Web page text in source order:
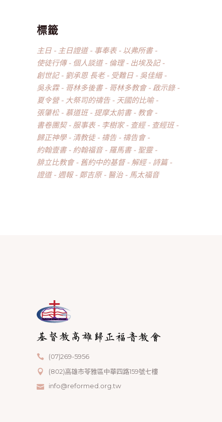
標籤
主日 主日證道 事奉表
以弗所書
使徒行傳
個人談道 倫理
出埃及記
創世記
劉承恩 長老 受難日
吳佳縉
吳永霖
哥林多後書 哥林多教會
啟示錄
夏令營
大祭司的禱告
天國的比喻
張肇松
慕道班 提摩太前書
教會
書卷團契
服事表 李樹家 查經
查經班
歸正神學
清教徒 禱告
禱告會
約翰壹書
約翰福音 羅馬書
聖靈
腓立比教會
舊約中的基督 解經
詩篇
證道
週報 鄭吉原 醫治 馬太福音
(07)269-5956
(802)高雄市苓雅區中華四路159號七樓
info@reformed.org.tw